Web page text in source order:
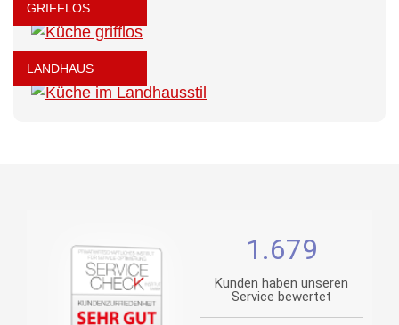
GRIFFLOS
LANDHAUS
1.679
Kunden haben unseren
Service bewertet